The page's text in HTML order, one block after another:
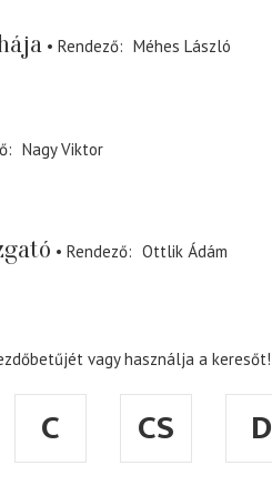
Rendező
Méhes László
Nagy Viktor
Rendező
Ottlik Ádám
vagy használja a keresőt!
C CS D